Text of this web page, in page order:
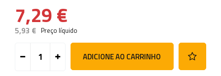
7,29 €
5,93 € Preço líquido
ADICIONE AO CARRINHO